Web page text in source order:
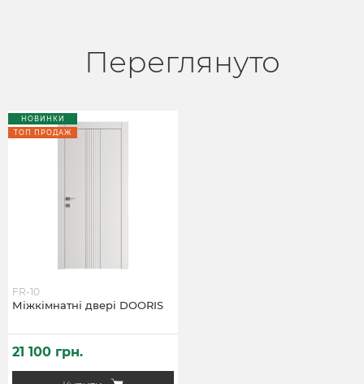
Переглянуто
НОВИНКИ
ТОП ПРОДАЖ
Міжкімнатні двері DOORIS
FR-10
21 100 грн.